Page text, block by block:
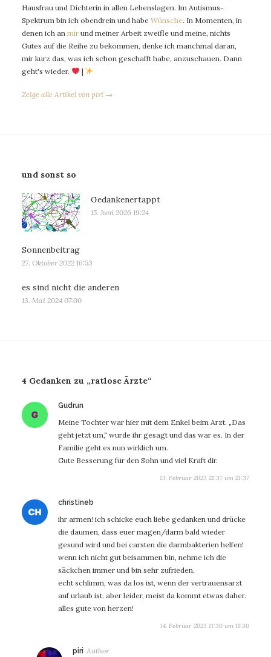
Hausfrau und Dichterin in allen Lebenslagen. Im Autismus-
Spektrum bin ich obendrein und habe Wünsche. In Momenten, in
denen ich an mir und meiner Arbeit zweifle und meine, nichts
Gutes auf die Reihe zu bekommen, denke ich manchmal daran,
mir kurz das, was ich schon geschafft habe, anzuschauen. Dann
geht's wieder.
|
Zeige alle Artikel von piri →
und sonst so
Gedankenertappt
15. Juni 2026 19:24
Sonnenbeitrag
27. Oktober 2022 16:53
es sind nicht die anderen
13. Mai 2024 07:00
4 Gedanken zu „ratlose Ärzte“
Gudrun
Meine Tochter war hier mit dem Enkel beim Arzt. „Das
geht jetzt um,“ wurde ihr gesagt und das war es. In der
Familie geht es nun wirklich um.
Gute Besserung für den Sohn und viel Kraft dir.
13. Februar 2023 21:37 um 21:37
christineb
ihr armen! ich schicke euch liebe gedanken und drücke
die daumen, dass euer magen/darm bald wieder
gesund wird und bei carsten die darmbakterien helfen!
wenn ich nicht gut beisammen bin, nehme ich die
säckchen immer und bin sehr zufrieden.
echt schlimm, was da los ist, wenn der vertrauensarzt
auf urlaub ist. aber leider, meist da kommt etwas daher.
alles gute von herzen!
14. Februar 2023 11:30 um 11:30
piri sagt: